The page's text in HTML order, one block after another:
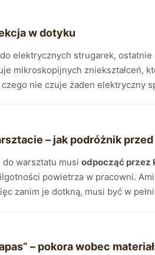
w dotyku
elektrycznych strugarek,
mikroskopijnych zniekształceń,
czego nie czuje żaden elektryczny
– jak podróżnik
warsztatu musi odpocząć przez
powietrza w pracowni.
zanim je dotkną, musi być w pełni
– pokora wobec